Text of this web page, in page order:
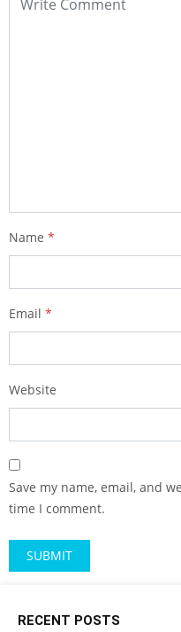
Name *
Email *
Website
Save my name, email, and
time I comment.
RECENT POSTS